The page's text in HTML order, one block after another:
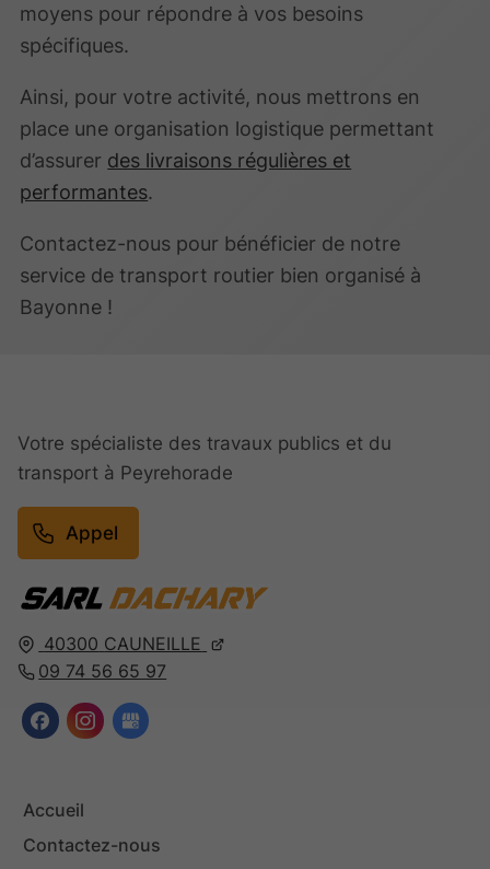
moyens pour répondre à vos besoins
spécifiques.
Ainsi, pour votre activité, nous mettrons en
place une organisation logistique permettant
d’assurer des livraisons régulières et
performantes.
Contactez-nous pour bénéficier de notre
service de transport routier bien organisé à
Bayonne !
40300 CAUNEILLE
09 74 56 65 97
Accueil
Contactez-nous
Votre spécialiste des travaux publics et du
transport à Peyrehorade
Appel